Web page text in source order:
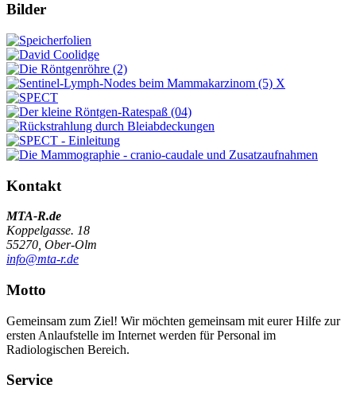
Bilder
Kontakt
MTA-R.de
Koppelgasse. 18
55270, Ober-Olm
info@mta-r.de
Motto
Gemeinsam zum Ziel! Wir möchten gemeinsam mit eurer Hilfe zur
ersten Anlaufstelle im Internet werden für Personal im
Radiologischen Bereich.
Service